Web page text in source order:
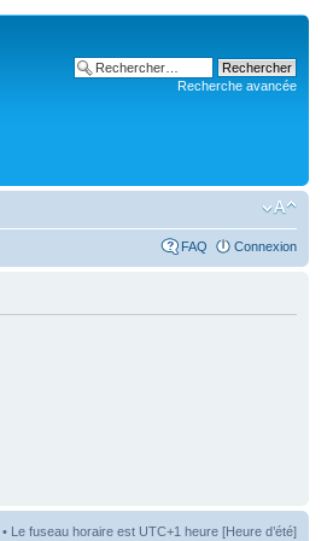
Recherche avancée
FAQ Connexion
• Le fuseau horaire est UTC+1 heure [Heure d’été]